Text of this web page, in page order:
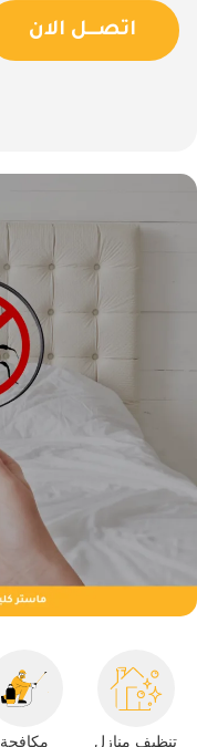
اتصــل الان
تنظيف منازل
مكافحة